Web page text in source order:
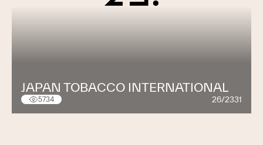
JAPAN TOBACCO INTERNATIONAL
5734 26/2331